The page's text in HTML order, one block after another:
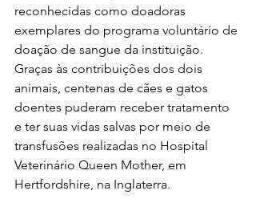
reconhecidas como doadoras
exemplares do programa voluntário de
doação de sangue da instituição.
Graças às contribuições dos dois
animais, centenas de cães e gatos
doentes puderam receber tratamento
e ter suas vidas salvas por meio de
transfusões realizadas no Hospital
Veterinário Queen Mother, em
Hertfordshire, na Inglaterra.